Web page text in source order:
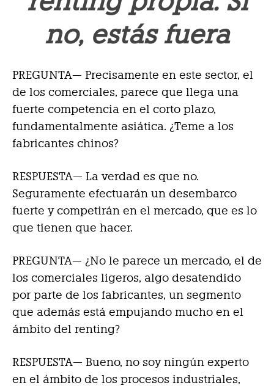
no, estás fuera
PREGUNTA— Precisamente en este sector, el
de los comerciales, parece que llega una
fuerte competencia en el corto plazo,
fundamentalmente asiática. ¿Teme a los
fabricantes chinos?
RESPUESTA— La verdad es que no.
Seguramente efectuarán un desembarco
fuerte y competirán en el mercado, que es lo
que tienen que hacer.
PREGUNTA— ¿No le parece un mercado, el de
los comerciales ligeros, algo desatendido
por parte de los fabricantes, un segmento
que además está empujando mucho en el
ámbito del renting?
RESPUESTA— Bueno, no soy ningún experto
en el ámbito de los procesos industriales,